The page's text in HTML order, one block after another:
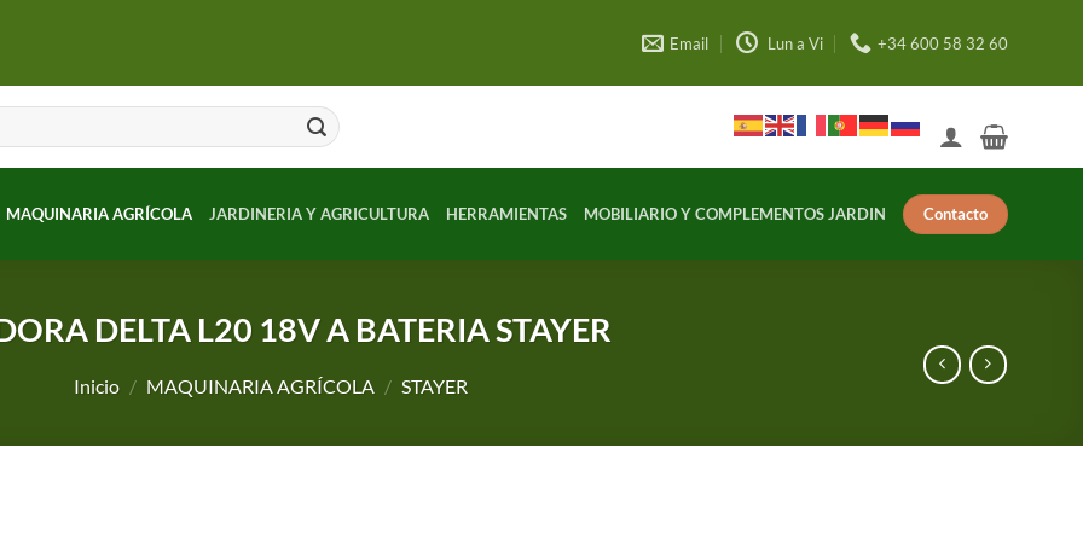
Email Lun a Vi +34 600 58 32 60
MAQUINARIA AGRÍCOLA JARDINERIA Y AGRICULTURA HERRAMIENTAS MOBILIARIO Y COMPLEMENTOS JARDIN Contacto
DELTA L20 18V A BATERIA STAYER
Inicio / MAQUINARIA AGRÍCOLA / STAYER